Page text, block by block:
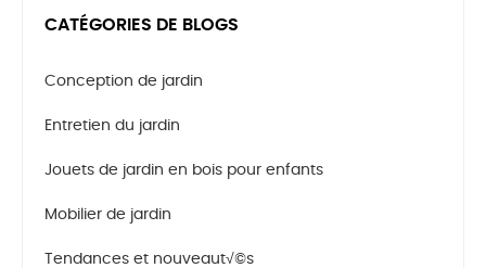
CATÉGORIES DE BLOGS
Conception de jardin
Entretien du jardin
Jouets de jardin en bois pour enfants
Mobilier de jardin
Tendances et nouveaut√©s